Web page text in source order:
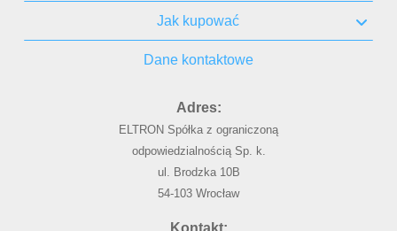
Jak kupować
Dane kontaktowe
Adres:
ELTRON Spółka z ograniczoną
odpowiedzialnością Sp. k.
ul. Brodzka 10B
54-103 Wrocław